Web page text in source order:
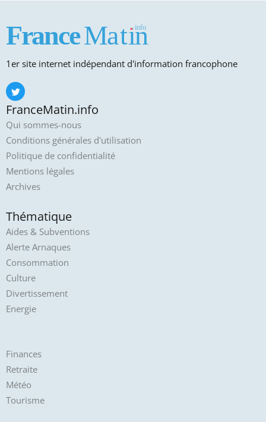
1er site internet indépendant d'information francophone
FranceMatin.info
Qui sommes-nous
Conditions générales d'utilisation
Politique de confidentialité
Mentions légales
Archives
Thématique
Aides & Subventions
Alerte Arnaques
Consommation
Culture
Divertissement
Energie
Finances
Retraite
Météo
Tourisme